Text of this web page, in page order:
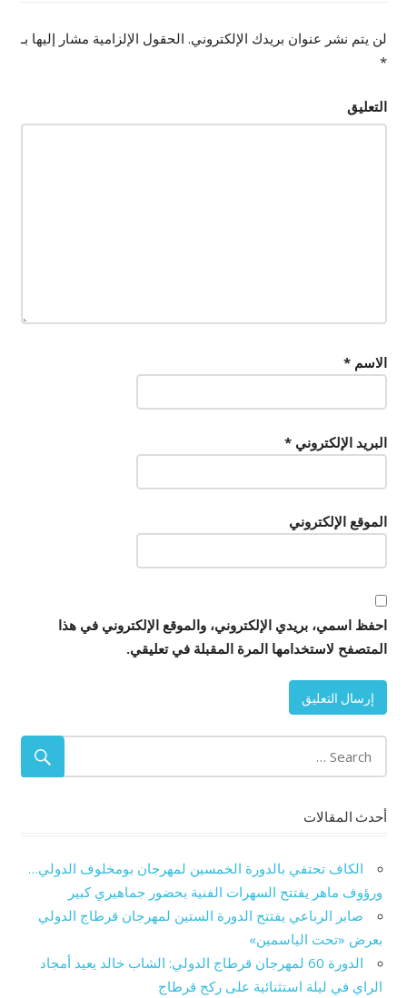
لن يتم نشر عنوان بريدك الإلكتروني. الحقول الإلزامية مشار إليها بـ
*
التعليق
الاسم*
البريد الإلكتروني*
الموقع الإلكتروني
احفظ اسمي، بريدي الإلكتروني، والموقع الإلكتروني في هذا
المتصفح لاستخدامها المرة المقبلة في تعليقي.
أحدث المقالات
الكاف تحتفي بالدورة الخمسين لمهرجان بومخلوف الدولي…
ورؤوف ماهر يفتتح السهرات الفنية بحضور جماهيري كبير
صابر الرباعي يفتتح الدورة الستين لمهرجان قرطاج الدولي
بعرض «تحت الياسمين»
الدورة 60 لمهرجان قرطاج الدولي: الشاب خالد يعيد أمجاد
الراي في ليلة استثنائية على ركح قرطاج